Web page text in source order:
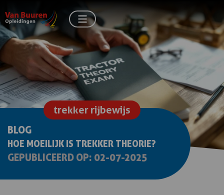
trekker rijbewijs
BLOG
HOE MOEILIJK IS TREKKER THEORIE?
GEPUBLICEERD OP: 02-07-2025